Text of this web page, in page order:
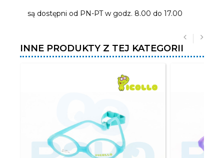
są dostępni od PN-PT w godz. 8.00 do 17.00
INNE PRODUKTY Z TEJ KATEGORII